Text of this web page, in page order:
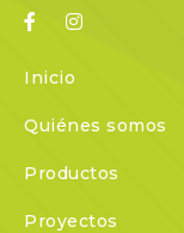
Inicio
Quiénes somos
Productos
Proyectos